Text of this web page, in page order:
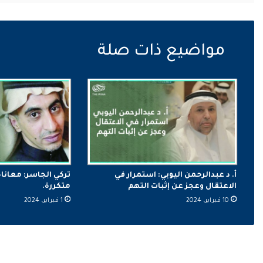
أ. د عبدالرحمن اليوبي: استمرار في
الاعتقال وعجز عن إثبات التهم
10 فبراير، 2024
تركي الجاسر:
متكررة.
1 فبراير، 2024